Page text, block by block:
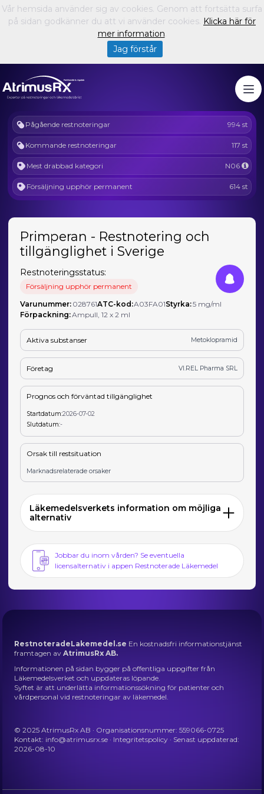
Pågående restnoteringar 994 st
Kommande restnoteringar 117 st
Mest drabbad kategori N06
Försäljning upphör permanent 614 st
Primperan - Restnotering och
tillgänglighet i Sverige
Restnoteringsstatus:
Försäljning upphör permanent
Varunummer: 028761ATC-kod:A03FA01Styrka:5 mg/ml
Förpackning:Ampull, 12 x 2 ml
Aktiva substanser Metoklopramid
Företag VI.REL Pharma SRL
Prognos och förväntad tillgänglighet
Startdatum:2026-07-02
Slutdatum:-
Orsak till restsituation
Marknadsrelaterade orsaker
Läkemedelsverkets information om möjliga
alternativ
Jobbar du inom vården? Se eventuella
licensalternativ i appen Restnoterade Läkemedel
RestnoteradeLakemedel.se En kostnadsfri informationstjänst
framtagen avAtrimusRx AB.
Informationen på sidan bygger på offentliga uppgifter från
Läkemedelsverket och uppdateras löpande.
Syftet är att underlätta informationssökning för patienter och
vårdpersonal vid restnoteringar av läkemedel.
© 2025 AtrimusRx AB · Organisationsnummer: 559066-0725
Kontakt: info@atrimusrx.se · Integritetspolicy · Senast uppdaterad:
2026-08-10
Vår hemsida använder sig av cookies. Genom att fortsätta surfa
på sidan godkänner du att vi använder cookies. Klicka här för
mer information.
Jag förstår